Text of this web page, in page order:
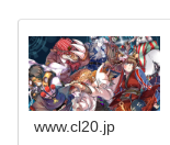
www.cl20.jp